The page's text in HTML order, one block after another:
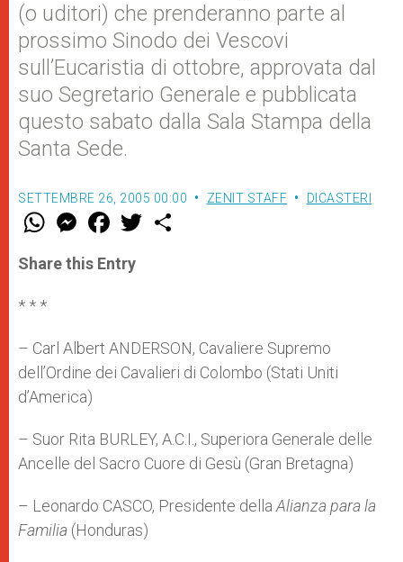
(o uditori) che prenderanno parte al
prossimo Sinodo dei Vescovi
sull’Eucaristia di ottobre, approvata dal
suo Segretario Generale e pubblicata
questo sabato dalla Sala Stampa della
Santa Sede.
SETTEMBRE 26, 2005 00:00 ZENIT STAFF DICASTERI
W
t
s
M
e
s
e
F
a
e
b
w
Share this Entry
* * *
– Carl Albert ANDERSON, Cavaliere Supremo
dell’Ordine dei Cavalieri di Colombo (Stati Uniti
d’America)
– Suor Rita BURLEY, A.C.I., Superiora Generale delle
Ancelle del Sacro Cuore di Gesù (Gran Bretagna)
– Leonardo CASCO, Presidente della Alianza para la
Familia (Honduras)